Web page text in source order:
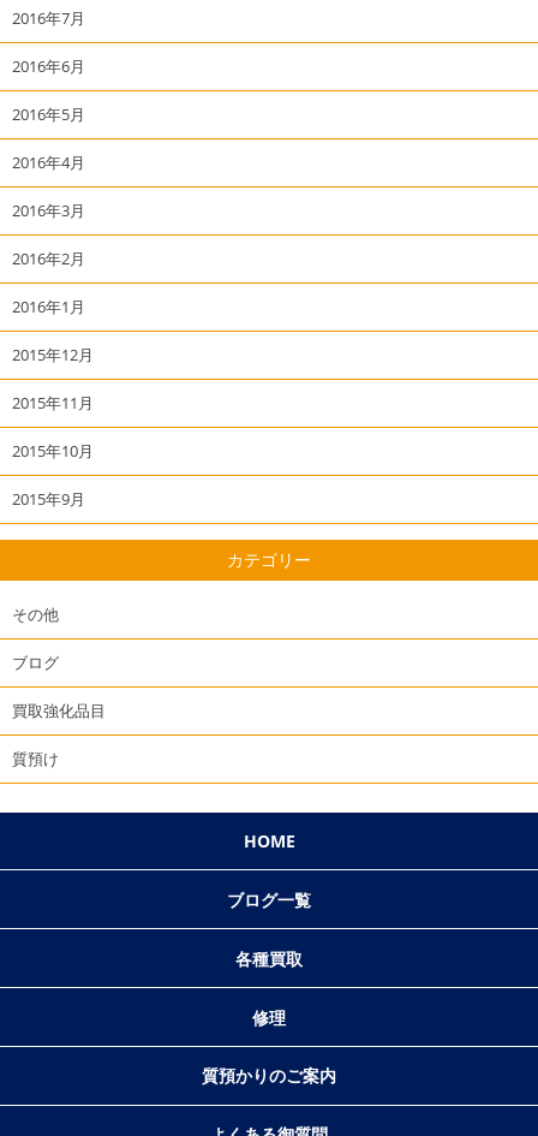
2016年7月
2016年6月
2016年5月
2016年4月
2016年3月
2016年2月
2016年1月
2015年12月
2015年11月
2015年10月
2015年9月
カテゴリー
その他
ブログ
買取強化品目
質預け
HOME
ブログ一覧
各種買取
修理
質預かりのご案内